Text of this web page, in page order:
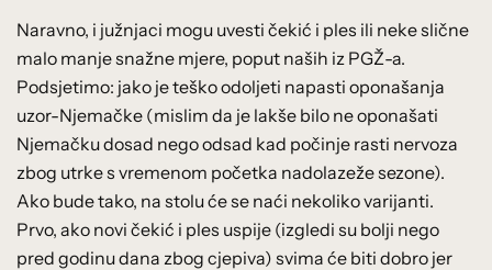
Naravno, i južnjaci mogu uvesti čekić i ples ili neke slične
malo manje snažne mjere, poput naših iz PGŽ-a.
Podsjetimo: jako je teško odoljeti napasti oponašanja
uzor-Njemačke (mislim da je lakše bilo ne oponašati
Njemačku dosad nego odsad kad počinje rasti nervoza
zbog utrke s vremenom početka nadolazeže sezone).
Ako bude tako, na stolu će se naći nekoliko varijanti.
Prvo, ako novi čekić i ples uspije (izgledi su bolji nego
pred godinu dana zbog cjepiva) svima će biti dobro jer